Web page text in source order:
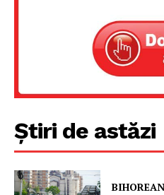
Știri de astăzi